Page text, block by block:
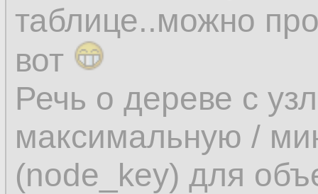
таблице..можно
вот
Речь о дереве с
максимальную /
(node_key) для